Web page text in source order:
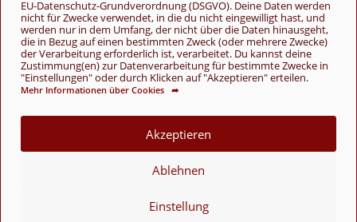
EU-Datenschutz-Grundverordnung (DSGVO). Deine Daten werden
nicht für Zwecke verwendet, in die du nicht eingewilligt hast, und
werden nur in dem Umfang, der nicht über die Daten hinausgeht,
die in Bezug auf einen bestimmten Zweck (oder mehrere Zwecke)
der Verarbeitung erforderlich ist, verarbeitet. Du kannst deine
Zustimmung(en) zur Datenverarbeitung für bestimmte Zwecke in
"Einstellungen" oder durch Klicken auf "Akzeptieren" erteilen.
Mehr Informationen über Cookies ➦
Akzeptieren
Ablehnen
Einstellung
© Copyright 2026 - Wolle & Schönes
VERTRAG WIDERRUFEN